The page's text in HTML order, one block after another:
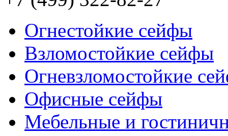
Огнестойкие сейфы
Взломостойкие сейфы
Огневзломостойкие
Офисные сейфы
Мебельные и